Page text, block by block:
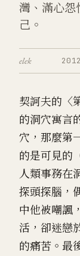
灣、滿心怨
己。
elek
契訶夫的〈
的洞穴寓言
穴，那麼第
的是可見的
人類事務在
探頭探腦，
中他被嘲諷
活，卻迷戀
的痛苦。最